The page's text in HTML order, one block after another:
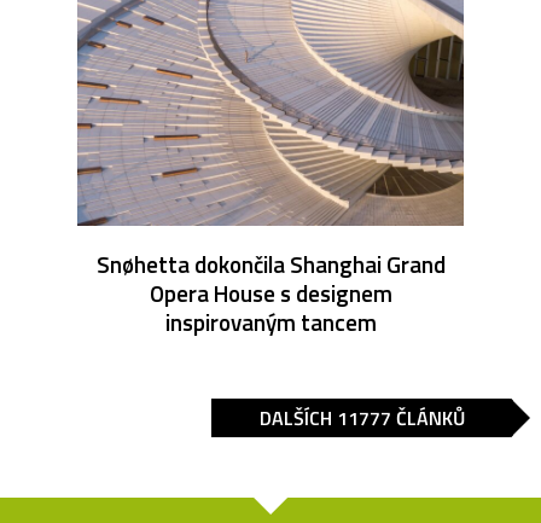
Snøhetta dokončila Shanghai Grand
Opera House s designem
inspirovaným tancem
DALŠÍCH 11777 ČLÁNKŮ